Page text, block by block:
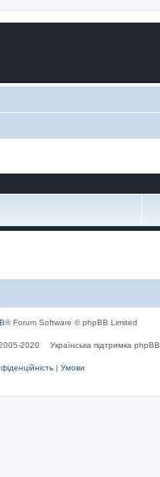
® Forum Software © phpBB Limited
2020 Українська підтримка phpBB
| Умови